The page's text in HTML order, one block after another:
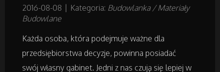
Drzwi i Okna
2016-08-08 Kategoria: Budowlanka / Materiały
Budowlane
Każda osoba, która podejmuje ważne dla
przedsiębiorstwa decyzje, powinna posiadać
swój własny gabinet. Jedni z nas czują się lepiej w